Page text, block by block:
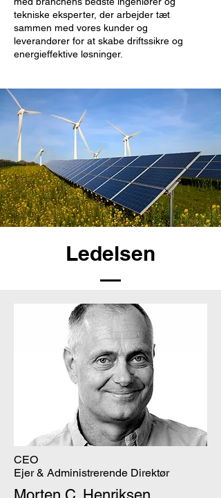
tekniske eksperter, der arbejder tæt
sammen med vores kunder og
leverandører for at skabe driftssikre og
energieffektive løsninger.
Ledelsen
CEO
Ejer & Administrerende Direktør